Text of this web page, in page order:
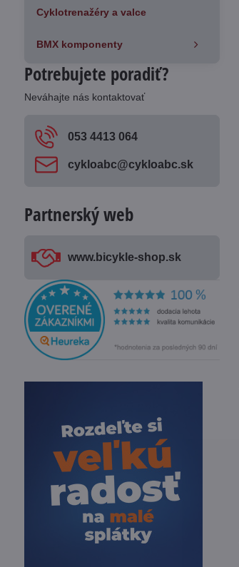
Cyklotrenažéry a valce
BMX komponenty
Potrebujete poradiť?
Neváhajte nás kontaktovať
053 4413 064
cykloabc​@cykloabc​.sk
Partnerský web
www​.bicykle-shop​.sk